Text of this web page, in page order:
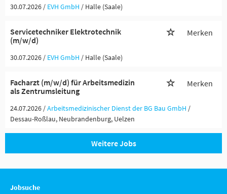
30.07.2026 / EVH GmbH / Halle (Saale)
Servicetechniker Elektrotechnik
(m/w/d)
Merken
30.07.2026 / EVH GmbH / Halle (Saale)
Facharzt (m/w/d) für Arbeitsmedizin
als Zentrumsleitung
Merken
24.07.2026 /Arbeitsmedizinischer Dienst der BG Bau GmbH /
Dessau-Roßlau, Neubrandenburg, Uelzen
Weitere Jobs
Jobsuche